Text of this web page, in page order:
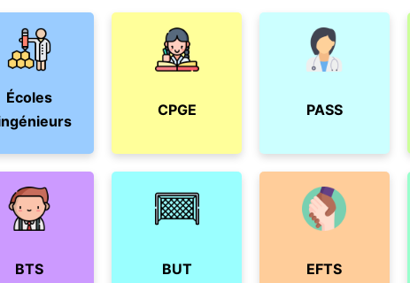
Écoles
CPGE PASS
BTS BUT EFTS